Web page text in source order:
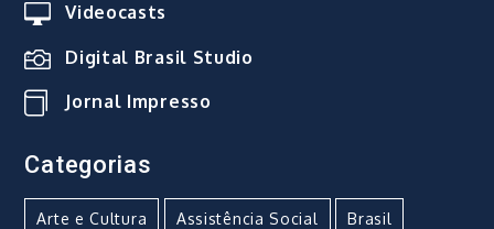
Videocasts
Digital Brasil Studio
Jornal Impresso
Categorias
Arte e Cultura Assistência Social Brasil